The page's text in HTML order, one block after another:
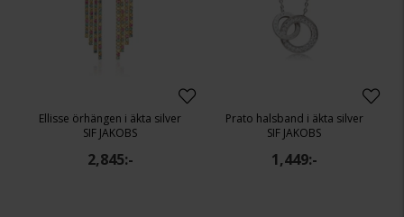
Ellisse örhängen i äkta silver
SIF JAKOBS
2,845:-
Prato halsband i äkta silver
SIF JAKOBS
1,449:-